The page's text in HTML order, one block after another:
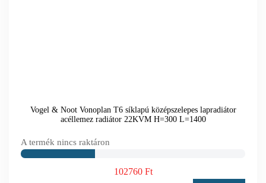
Vogel & Noot Vonoplan T6 síklapú középszelepes lapradiátor
acéllemez radiátor 22KVM H=300 L=1400
A termék nincs raktáron
102760 Ft